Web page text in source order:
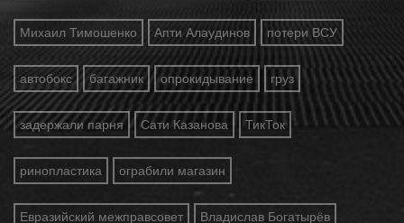
Михаил Тимошенко Апти Алаудинов потери ВСУ
автобокс багажник опрокидывание груз
задержали парня Сати Казанова ТикТок
ринопластика ограбили магазин
Евразийский межправсовет Владислав Богатырёв